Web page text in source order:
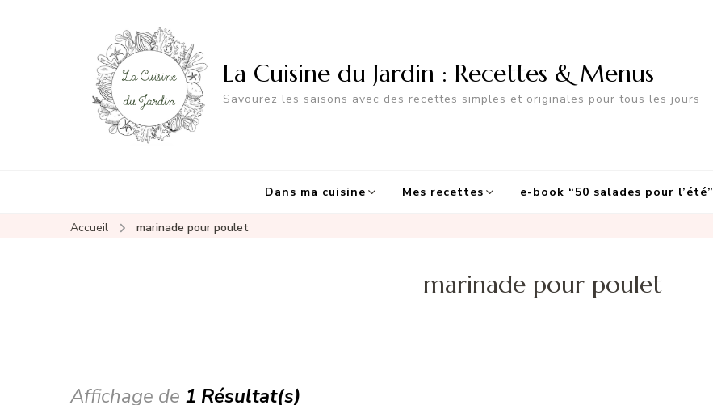
La Cuisine du Jardin : Recettes & Menus
Savourez les saisons avec des recettes simples et originales pour tous les jours
Dans ma cuisine Mes recettes e-book “50 salades pour l’été”
Accueil marinade pour poulet
marinade pour poulet
Affichage de 1 Résultat(s)